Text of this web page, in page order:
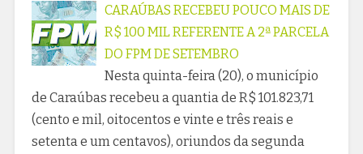
CARAÚBAS RECEBEU POUCO MAIS DE
R$ 100 MIL REFERENTE A 2ª PARCELA
DO FPM DE SETEMBRO
Nesta quinta-feira (20), o município
de Caraúbas recebeu a quantia de R$ 101.823,71
(cento e mil, oitocentos e vinte e três reais e
setenta e um centavos), oriundos da segunda